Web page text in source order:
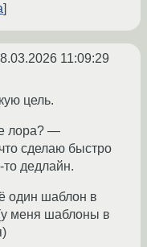
11:09:29
цель.
лора? —
сделаю быстро
то дедлайн.
один шаблон в
меня шаблоны в